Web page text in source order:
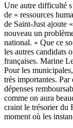
Une autre difficulté
de « ressources
de Saint-Just ajoute
nouveau un
national. « Que ce
les autres candidats
françaises. Marine
Pour les
très importantes.
dépenses
comme on aura
craint le trésorier du
moment où les